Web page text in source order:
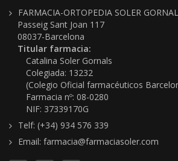
FARMACIA-ORTOPEDIA SOLER
Passeig Sant Joan 117
08037-Barcelona
Titular farmacia:
Catalina Soler Gornals
Colegiada: 13232
(Colegio Oficial farmacéuticos
Farmacia nº: 08-0280
NIF: 37339170G
Telf: (+34) 934 576 339
Email: farmacia@farmaciasoler.com